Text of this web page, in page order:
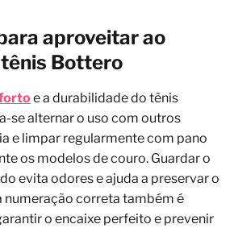
aproveitar ao
Bottero
e a durabilidade do tênis
se alternar o uso com outros
e limpar regularmente com pano
os modelos de couro. Guardar o
evita odores e ajuda a preservar o
numeração correta também é
o encaixe perfeito e prevenir